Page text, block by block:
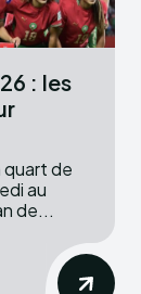
: les
quart de
au
de...